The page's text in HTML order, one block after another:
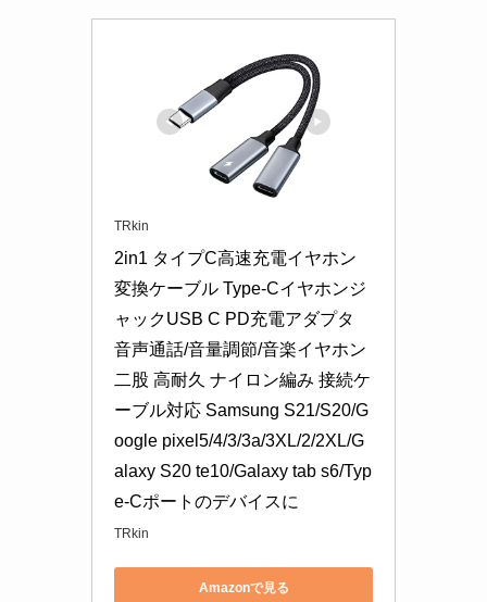
TRkin
2in1 タイプC高速充電イヤホン
変換ケーブル Type-Cイヤホンジ
ャックUSB C PD充電アダプタ
音声通話/音量調節/音楽イヤホン
二股 高耐久 ナイロン編み 接続ケ
ーブル対応 Samsung S21/S20/G
oogle pixel5/4/3/3a/3XL/2/2XL/G
alaxy S20 te10/Galaxy tab s6/Typ
e-Cポートのデバイスに
TRkin
Amazonで見る